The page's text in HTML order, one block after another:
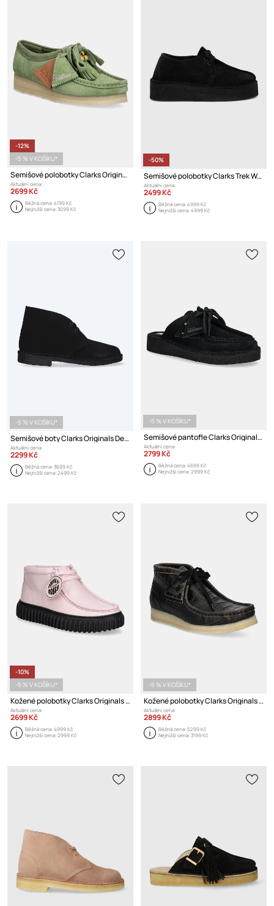
-12%
-5 % V KOŠÍKU*
Semišové polobotky Clarks Originals Wallabee
Aktuální cena:
2699 Kč
Běžná cena:4199 Kč
Nejnižší cena:3099 Kč
-50%
Semišové polobotky Clarks Trek Wedge
Aktuální cena:
2499 Kč
Běžná cena:4999 Kč
Nejnižší cena:4999 Kč
-5 % V KOŠÍKU*
Semišové boty Clarks Originals Desert Boot
Aktuální cena:
2299 Kč
Běžná cena:3699 Kč
Nejnižší cena:2499 Kč
-5 % V KOŠÍKU*
Semišové pantofle Clarks Originals Desert Nomad
Aktuální cena:
2799 Kč
Běžná cena:4699 Kč
Nejnižší cena:2999 Kč
-10%
-5 % V KOŠÍKU*
Kožené polobotky Clarks Originals CUR Torhill Hi
Aktuální cena:
2699 Kč
Běžná cena:4999 Kč
Nejnižší cena:2999 Kč
-5 % V KOŠÍKU*
Kožené polobotky Clarks Originals Wallabee Boot
Aktuální cena:
2899 Kč
Běžná cena:5299 Kč
Nejnižší cena:3199 Kč